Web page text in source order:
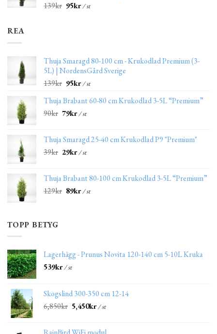
139kr 95kr/ st
REA
Thuja Smaragd 80-100 cm - Krukodlad Premium (3-
5L) | NordensGård Sverige
139kr 95kr/ st
Thuja Brabant 60-80 cm Krukodlad 3-5L “Premium”
90kr 79kr/ st
Thuja Smaragd 25-40 cm Krukodlad P9 "Premium"
39kr 29kr/ st
Thuja Brabant 80-100 cm Krukodlad 3-5L “Premium”
129kr 89kr/ st
TOPP BETYG
Lagerhägg - Prunus Novita 120-140 cm 5-10L Kruka
539kr/ st
Skogslind 300-350 cm 12-14
6,850kr 5,450kr/ st